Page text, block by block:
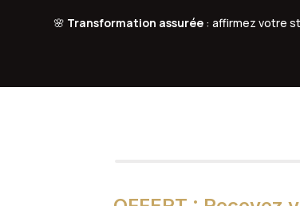
🌸 Transformation assurée : affirmez votre